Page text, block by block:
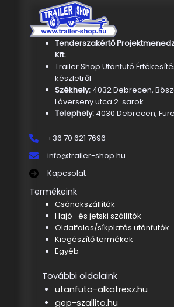
Tenderszakértő
Kft.
Trailer Shop Utánfutó
készletről
Székhely: 4032 Debrecen,
Lóverseny utca 2. sarok
Telephely:4030 Debrecen,
+36 70 621 7696
info@trailer-shop.hu
Kapcsolat
Termékeink
Csónakszállítók
Hajó- és jetski szállítók
Oldalfalas/síkplatós utánfutók
Kiegészítő termékek
Egyéb
További oldalaink
utanfuto-alkatresz.hu
gep-szallito.hu